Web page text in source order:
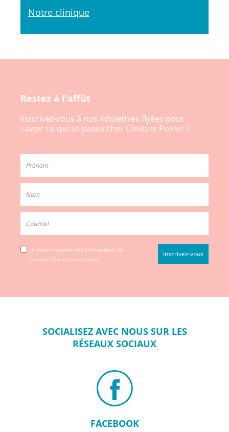
Notre clinique
Restez à l'affût
Inscrivez-vous à nos infolettres flyées pour
savoir ce qui se passe chez Clinique Poirier !
Je désire recevoir des informations de
Clinique Poirier par courriel.
SOCIALISEZ AVEC NOUS SUR LES
RÉSEAUX SOCIAUX
FACEBOOK